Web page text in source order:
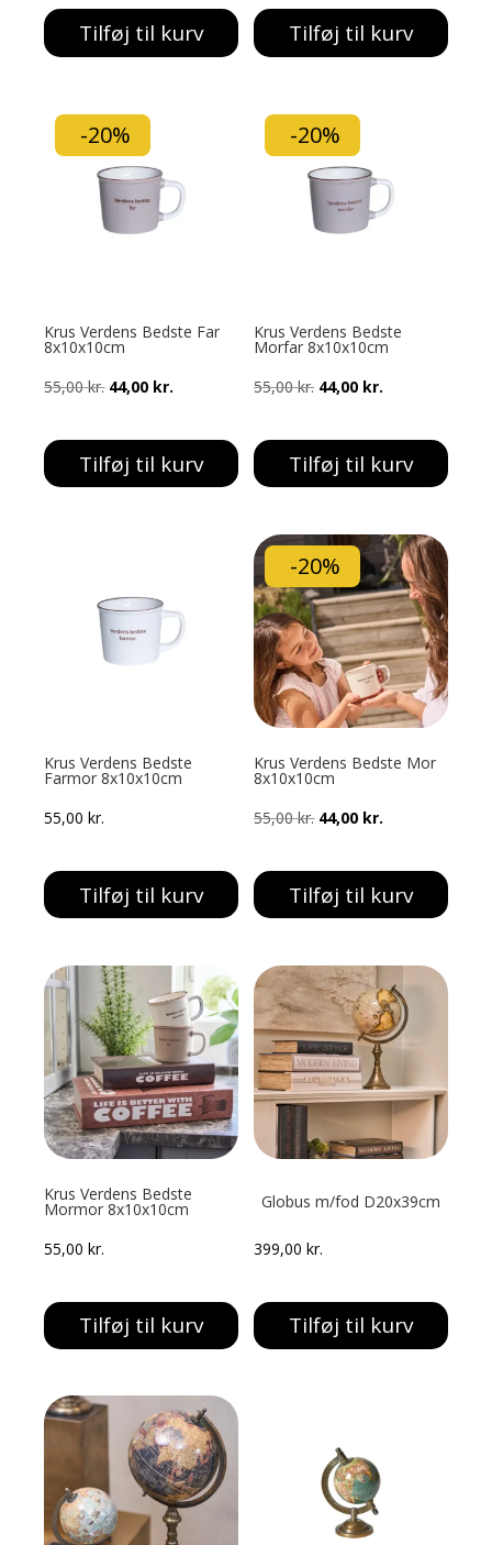
Tilføj til kurv
pris
var:
pris
er:
Tilføj til kurv
-20%
Krus Verdens Bedste Far
8x10x10cm
55,00kr. Den
pris
var:
44,00 kr.
pris
er:
Tilføj til kurv
-20%
Krus Verdens Bedste
Morfar 8x10x10cm
55,00kr. Den
pris
var:
44,00 kr.
pris
er:
Tilføj til kurv
Krus Verdens Bedste
Farmor 8x10x10cm
55,00kr.
Tilføj til kurv
-20%
Krus Verdens Bedste Mor
8x10x10cm
55,00kr. Den
pris
var:
44,00 kr.
pris
er:
Tilføj til kurv
Krus Verdens Bedste
Mormor 8x10x10cm
55,00kr.
Tilføj til kurv
Globus m/fod D20x39cm
399,00kr.
Tilføj til kurv